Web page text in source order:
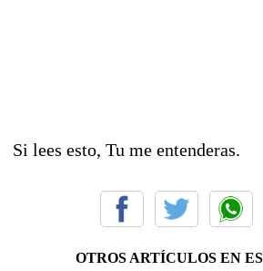
Si lees esto, Tu me entenderas.
OTROS ARTÍCULOS EN